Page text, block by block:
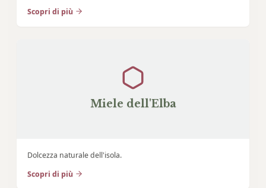
Scopri di più
Miele dell'Elba
Dolcezza naturale dell'isola.
Scopri di più